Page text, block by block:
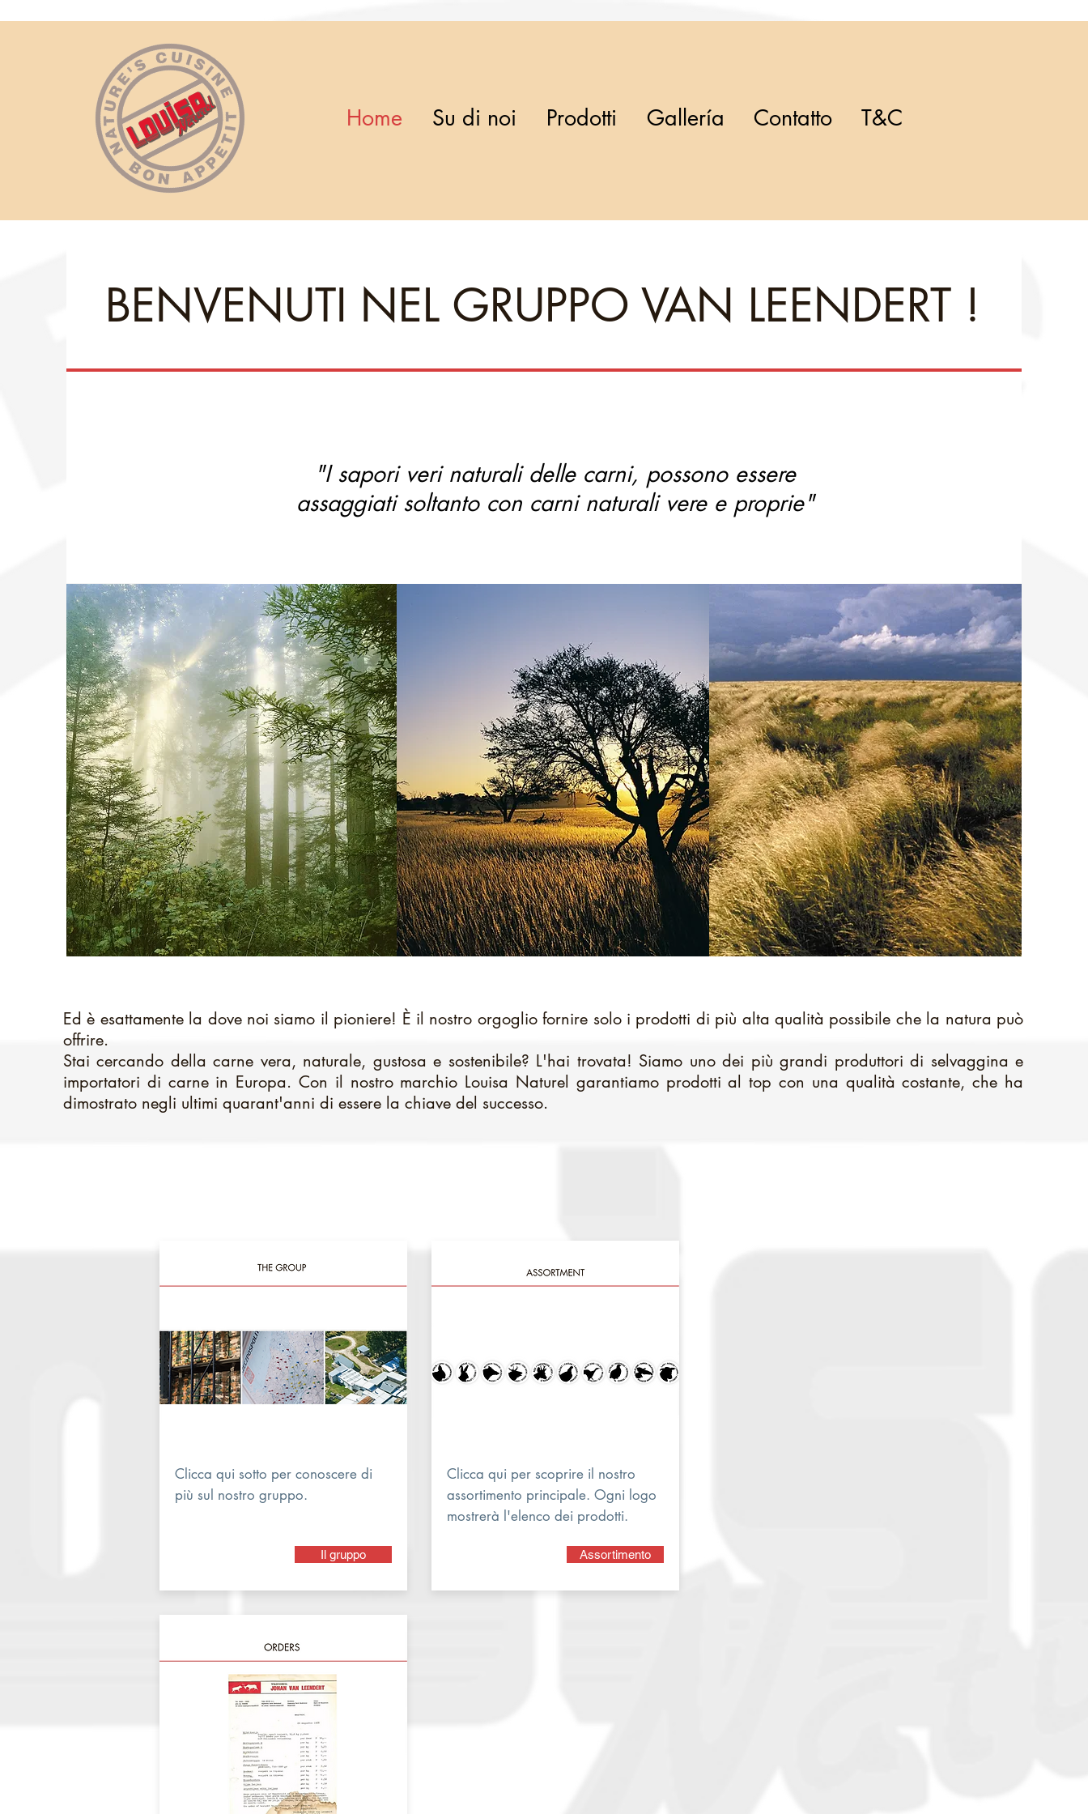
Home Su di noi Prodotti Gallería Contatto T&C
BENVENUTI NEL GRUPPO VAN LEENDERT !
"I sapori veri naturali delle carni, possono essere
assaggiati soltanto con carni naturali vere e proprie"
Ed è esattamente la dove noi siamo il pioniere! È il nostro orgoglio fornire solo i prodotti di più alta qualità possibile che la natura può
offrire.
Stai cercando della carne vera, naturale, gustosa e sostenibile? L'hai trovata! Siamo uno dei più grandi produttori di selvaggina e
importatori di carne in Europa. Con il nostro marchio Louisa Naturel garantiamo prodotti al top con una qualità costante, che ha
dimostrato negli ultimi quarant'anni di essere la chiave del successo.
Clicca qui sotto per conoscere di
più sul nostro gruppo.
Il gruppo
Clicca qui per scoprire il nostro
assortimento principale. Ogni logo
mostrerà l'elenco dei prodotti.
Assortimento